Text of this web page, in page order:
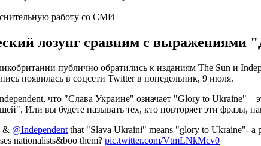
работу со СМИ
лозунг сравним с выражениями
публично обратились к изданиям The Sun и
появилась в соцсети Twitter в понедельник, 9 июля.
что "Слава Украине" означает "Glory to Ukraine" –
Или вы будете называть тех, кто повторяет эти фразы,
& @Independent that "Slava Ukraini" means "glory to Ukraine"- a
nationalists&boo them? pic.twitter.com/VtmLNkMcv0